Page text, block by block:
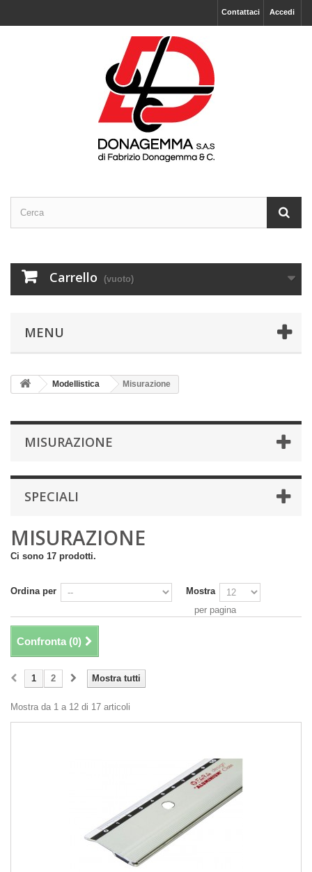
Accedi
Contattaci
Carrello (vuoto)
MENU
Modellistica Misurazione
MISURAZIONE
SPECIALI
MISURAZIONE
Ci sono 17 prodotti.
Ordina per
Mostra
per pagina
Confronta (0)
Mostra tutti
1 2
Mostra da 1 a 12 di 17 articoli